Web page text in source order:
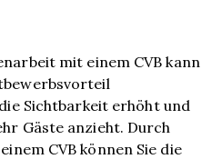
mit einem CVB kann
Sichtbarkeit erhöht und
Gäste anzieht. Durch
CVB können Sie die